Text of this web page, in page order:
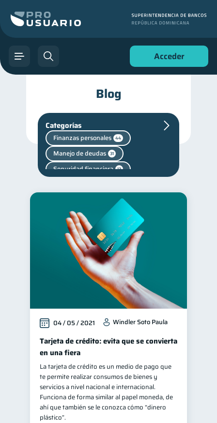
Acceder
Blog
Categorías
Finanzas personales 44
Manejo de deudas 31
Seguridad financiera 13
11
Deudas 10 Consejos 6
Vacaciones 2 Mipymes 1
Educación financiera 31
Finanzas para jóvenes 30
Control de deudas 30
Finanzas familiares 25
Inclusión financiera 22
Bienestar financiero 22
Finanzas para mujeres 20
Organización Financiera
Entidad financiera 8
Préstamos 8 Ahorro 8
Tarjeta de crédito
Historial crediticio
04 / 05 / 2021 Windler Soto Paula
Tarjeta de crédito: evita que se convierta
en una fiera
La tarjeta de crédito es un medio de pago que
te permite realizar consumos de bienes y
servicios a nivel nacional e internacional.
Funciona de forma similar al papel moneda, de
ahí que también se le conozca cómo “dinero
plástico”.